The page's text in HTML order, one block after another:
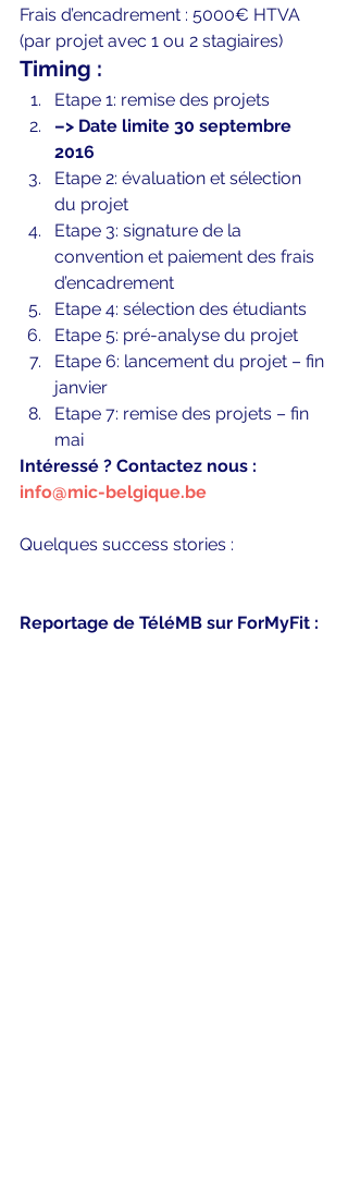
Frais d’encadrement : 5000€ HTVA
(par projet avec 1 ou 2 stagiaires)
Timing :
Etape 1: remise des projets
–> Date limite 30 septembre
2016
Etape 2: évaluation et sélection
du projet
Etape 3: signature de la
convention et paiement des frais
d’encadrement
Etape 4: sélection des étudiants
Etape 5: pré-analyse du projet
Etape 6: lancement du projet – fin
janvier
Etape 7: remise des projets – fin
mai
Intéressé ? Contactez nous :
info@mic-belgique.be
Quelques success stories :
Reportage de TéléMB sur ForMyFit :